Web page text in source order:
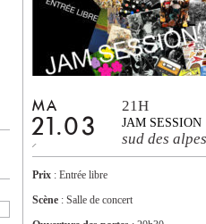
MA
21.03
21H
JAM SESSION
sud des alpes
Prix : Entrée libre
Scène : Salle de concert